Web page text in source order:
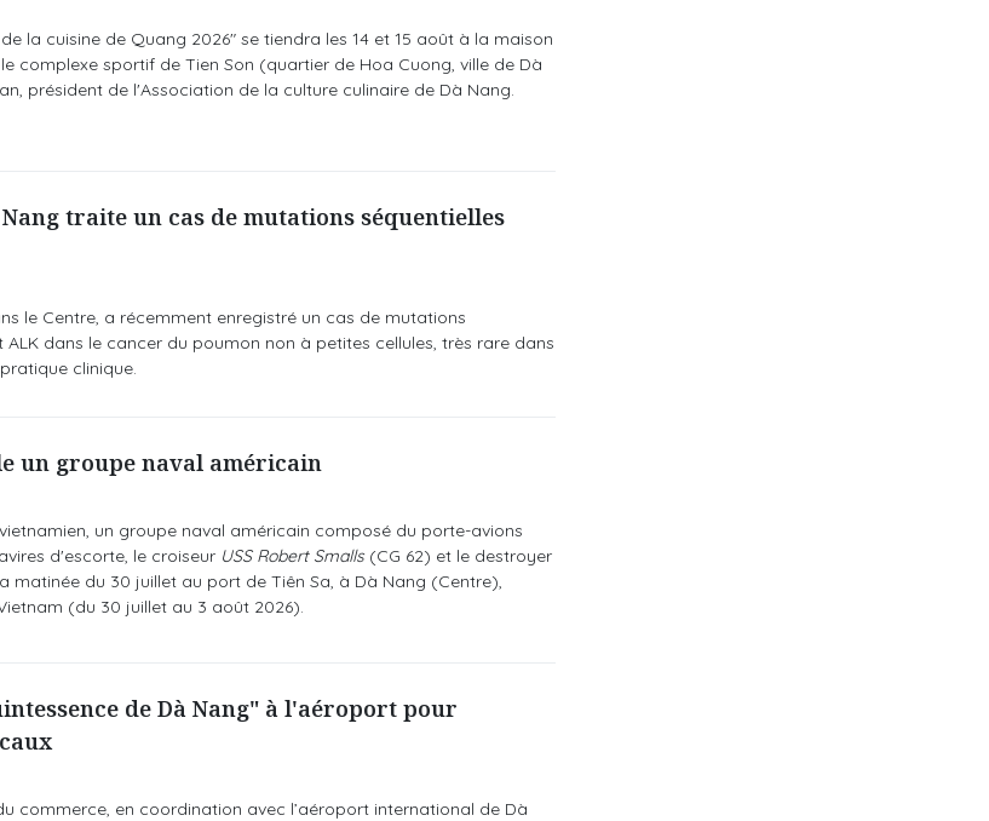
la cuisine de Quang 2026" se tiendra les 14 et 15 août à la maison
complexe sportif de Tien Son (quartier de Hoa Cuong, ville de Dà
président de l'Association de la culture culinaire de Dà Nang.
Nang traite un cas de mutations séquentielles
le Centre, a récemment enregistré un cas de mutations
ALK dans le cancer du poumon non à petites cellules, très rare dans
clinique.
un groupe naval américain
un groupe naval américain composé du porte-avions
d'escorte, le croiseur USS Robert Smalls(CG 62) et le destroyer
matinée du 30 juillet au port de Tiên Sa, à Dà Nang (Centre),
(du 30 juillet au 3 août 2026).
de Dà Nang" à l'aéroport pour
commerce, en coordination avec l’aéroport international de Dà